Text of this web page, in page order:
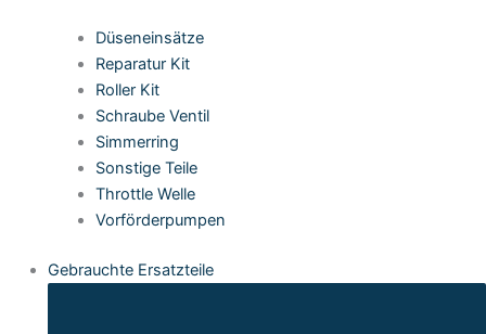
Düseneinsätze
Reparatur Kit
Roller Kit
Schraube Ventil
Simmerring
Sonstige Teile
Throttle Welle
Vorförderpumpen
Gebrauchte Ersatzteile